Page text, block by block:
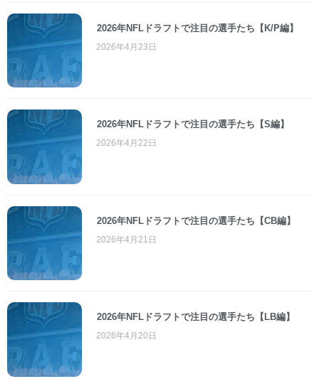
2026年NFLドラフトで注目の選手たち【K/P編】
2026年4月23日
2026年NFLドラフトで注目の選手たち【S編】
2026年4月22日
2026年NFLドラフトで注目の選手たち【CB編】
2026年4月21日
2026年NFLドラフトで注目の選手たち【LB編】
2026年4月20日